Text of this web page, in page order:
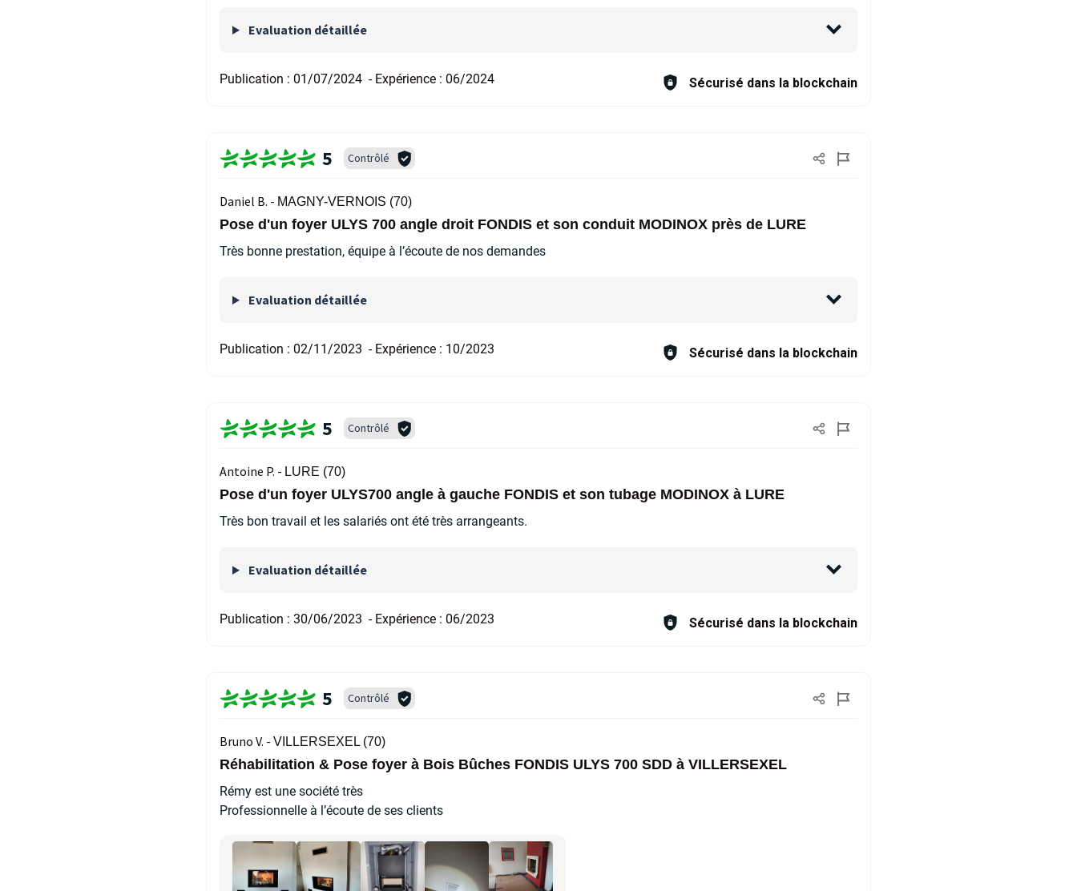
Evaluation détaillée
Publication : 01/07/2024 - Expérience : 06/2024 Sécurisé dans la blockchain
5 Contrôlé
Daniel B. - MAGNY-VERNOIS (70)
Pose d'un foyer ULYS 700 angle droit FONDIS et son conduit MODINOX près de LURE
Très bonne prestation, équipe à l’écoute de nos demandes
Evaluation détaillée
Publication : 02/11/2023 - Expérience : 10/2023 Sécurisé dans la blockchain
5 Contrôlé
Antoine P. - LURE (70)
Pose d'un foyer ULYS700 angle à gauche FONDIS et son tubage MODINOX à LURE
Très bon travail et les salariés ont été très arrangeants.
Evaluation détaillée
Publication : 30/06/2023 - Expérience : 06/2023 Sécurisé dans la blockchain
5 Contrôlé
Bruno V. - VILLERSEXEL (70)
Réhabilitation & Pose foyer à Bois Bûches FONDIS ULYS 700 SDD à VILLERSEXEL
Rémy est une société très
Professionnelle à l’écoute de ses clients